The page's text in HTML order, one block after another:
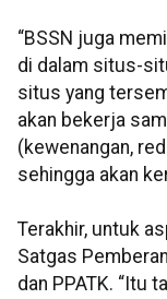
“BSSN juga
di dalam situs-
situs yang
akan bekerja
(kewenangan,
sehingga akan
Terakhir, untuk
Satgas
dan PPATK. “Itu